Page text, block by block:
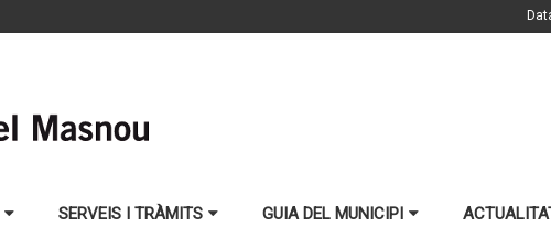
SERVEIS I TRÀMITS GUIA DEL MUNICIPI